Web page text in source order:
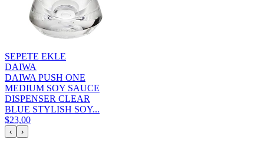
SEPETE EKLE
DAIWA
DAIWA PUSH ONE
MEDIUM SOY SAUCE
DISPENSER CLEAR
BLUE STYLISH SOY...
$23,00
‹ ›